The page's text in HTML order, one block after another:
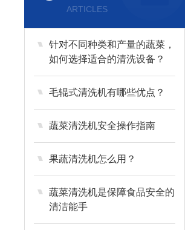
ARTICLES
针对不同种类和产量的蔬菜，
如何选择适合的清洗设备？
毛辊式清洗机有哪些优点？
蔬菜清洗机安全操作指南
果蔬清洗机怎么用？
蔬菜清洗机是保障食品安全的
清洁能手